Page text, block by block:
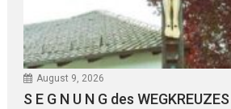
August 9, 2026
S E G N U N G des